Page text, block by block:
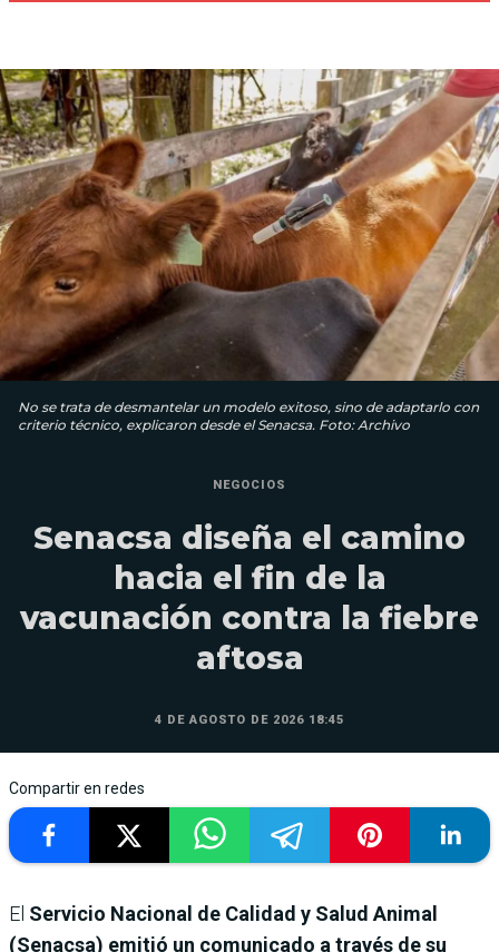
No se trata de desmantelar un modelo exitoso, sino de adaptarlo con
criterio técnico, explicaron desde el Senacsa. Foto: Archivo
NEGOCIOS
Senacsa diseña el camino
hacia el fin de la
vacunación contra la fiebre
aftosa
4 DE AGOSTO DE 2026 18:45
Compartir en redes
El Servicio Nacional de Calidad y Salud Animal
(Senacsa) emitió un comunicado a través de su